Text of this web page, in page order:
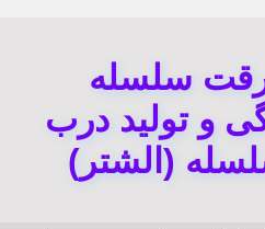
سلسله
و تولید درب
(الشتر)